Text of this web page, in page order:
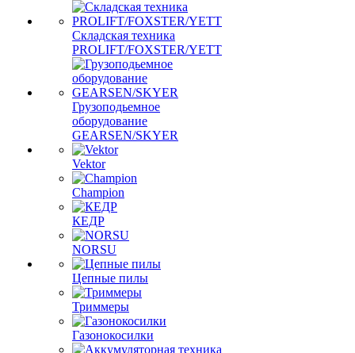
Складская техника
PROLIFT/FOXSTER/YETT
Грузоподьемное
оборудование
GEARSEN/SKYER
Vektor
Champion
КЕДР
NORSU
Цепные пилы
Триммеры
Газонокосилки